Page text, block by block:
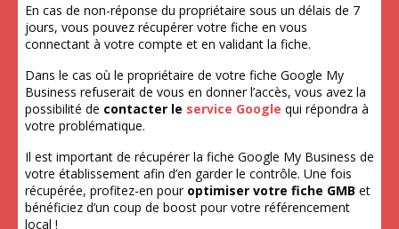
En cas de non-réponse du propriétaire sous un délais de 7
jours, vous pouvez récupérer votre fiche en vous
connectant à votre compte et en validant la fiche.
Dans le cas où le propriétaire de votre fiche Google My
Business refuserait de vous en donner l’accès, vous avez la
possibilité de contacter le service Google qui répondra à
votre problématique.
Il est important de récupérer la fiche Google My Business de
votre établissement afin d’en garder le contrôle. Une fois
récupérée, profitez-en pour optimiser votre fiche GMB et
bénéficiez d’un coup de boost pour votre référencement
local !